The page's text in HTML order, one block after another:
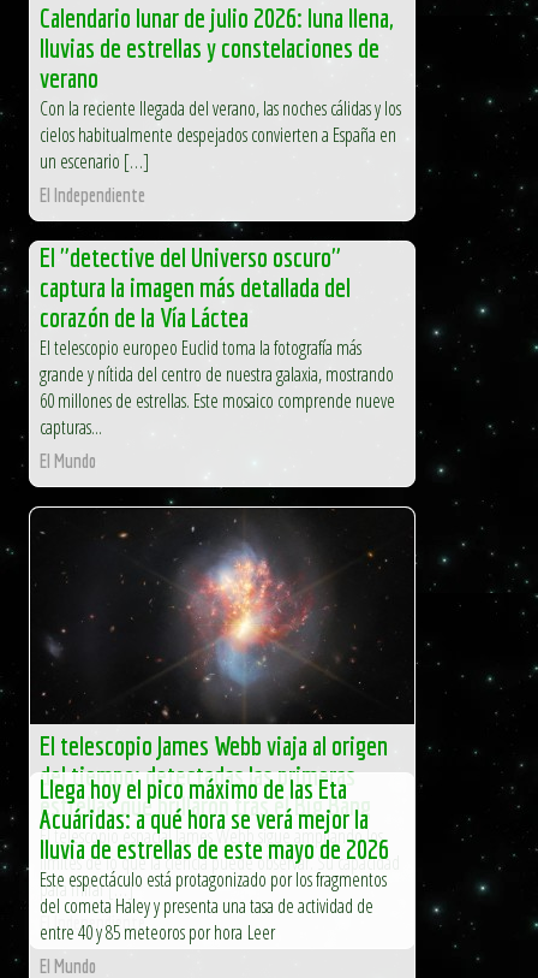
Calendario lunar de julio 2026: luna llena,
lluvias de estrellas y constelaciones de
verano
Con la reciente llegada del verano, las noches cálidas y los
cielos habitualmente despejados convierten a España en
un escenario […]
El Independiente
El "detective del Universo oscuro"
captura la imagen más detallada del
corazón de la Vía Láctea
El telescopio europeo Euclid toma la fotografía más
grande y nítida del centro de nuestra galaxia, mostrando
60 millones de estrellas. Este mosaico comprende nueve
capturas...
El Mundo
El telescopio James Webb viaja al origen
del tiempo: detectadas las primeras
estrellas que brillaron tras el Big Bang
El telescopio espacial James Webb sigue ampliando los
límites de lo que la ciencia puede observar. Su capacidad
para mirar […]
El Independiente
Llega hoy el pico máximo de las Eta
Acuáridas: a qué hora se verá mejor la
lluvia de estrellas de este mayo de 2026
Este espectáculo está protagonizado por los fragmentos
del cometa Haley y presenta una tasa de actividad de
entre 40 y 85 meteoros por hora Leer
El Mundo